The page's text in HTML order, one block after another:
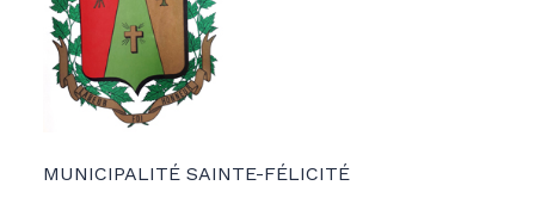
CONTACT
MUNICIPALITÉ SAINTE-FÉLICITÉ